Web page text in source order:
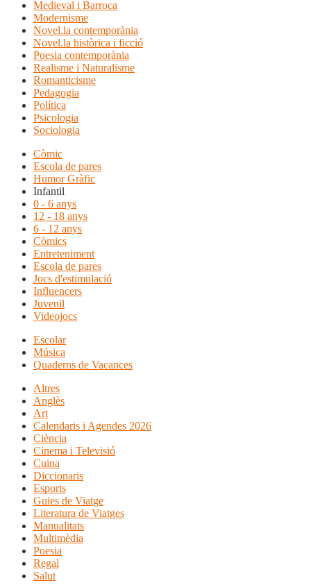
Medieval i Barroca
Modernisme
Novel.la contemporània
Novel.la històrica i ficció
Poesia contemporània
Realisme i Naturalisme
Romanticisme
Pedagogia
Política
Psicologia
Sociologia
Còmic
Escola de pares
Humor Gràfic
Infantil
0 - 6 anys
12 - 18 anys
6 - 12 anys
Còmics
Entreteniment
Escola de pares
Jocs d'estimulació
Influencers
Juvenil
Videojocs
Escolar
Música
Quaderns de Vacances
Altres
Anglès
Art
Calendaris i Agendes 2026
Ciència
Cinema i Televisió
Cuina
Diccionaris
Esports
Guies de Viatge
Literatura de Viatges
Manualitats
Multimèdia
Poesia
Regal
Salut